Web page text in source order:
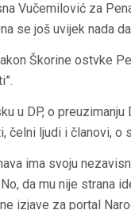
Vučemilović za
se još uvijek nada
Škorine ostvke
u DP, o
čelni ljudi i članovi, o
ima svoju
da mu nije strana
izjave za portal